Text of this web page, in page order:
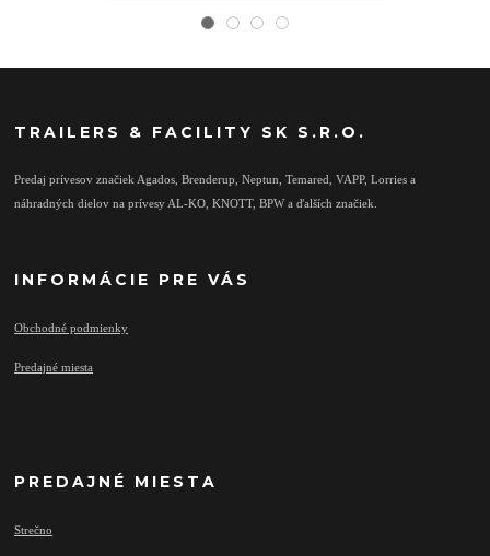
TRAILERS & FACILITY SK S.R.O.
Predaj prívesov značiek Agados, Brenderup, Neptun, Temared, VAPP, Lorries a
náhradných dielov na prívesy AL-KO, KNOTT, BPW a ďalších značiek.
INFORMÁCIE PRE VÁS
Obchodné podmienky
Predajné miesta
PREDAJNÉ MIESTA
Strečno